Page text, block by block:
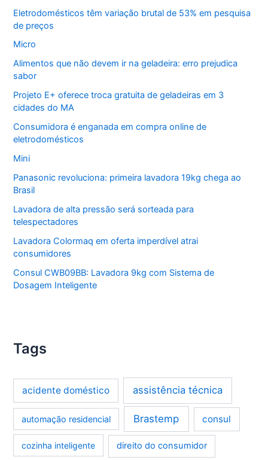
Eletrodomésticos têm variação brutal de 53% em pesquisa
de preços
Micro
Alimentos que não devem ir na geladeira: erro prejudica
sabor
Projeto E+ oferece troca gratuita de geladeiras em 3
cidades do MA
Consumidora é enganada em compra online de
eletrodomésticos
Mini
Panasonic revoluciona: primeira lavadora 19kg chega ao
Brasil
Lavadora de alta pressão será sorteada para
telespectadores
Lavadora Colormaq em oferta imperdível atrai
consumidores
Consul CWB09BB: Lavadora 9kg com Sistema de
Dosagem Inteligente
Tags
acidente doméstico assistência técnica
automação residencial Brastemp consul
cozinha inteligente direito do consumidor